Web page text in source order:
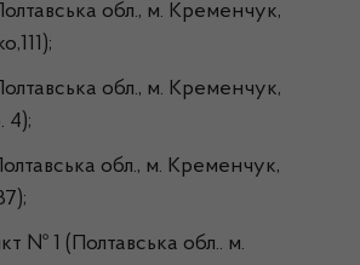
обл., м. Кременчук,
обл., м. Кременчук,
4);
обл., м. Кременчук,
№ 1 (Полтавська обл.. м.